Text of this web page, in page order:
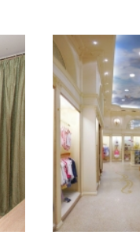
Площадь